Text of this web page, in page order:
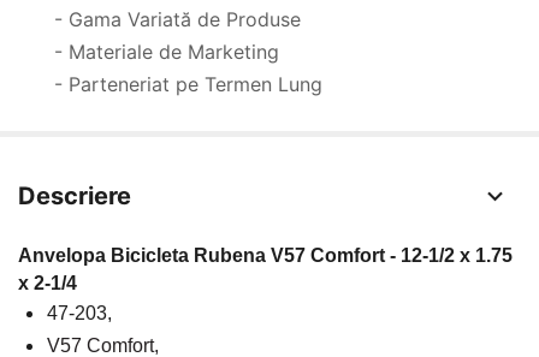
- Gama Variată de Produse
- Materiale de Marketing
- Parteneriat pe Termen Lung
Descriere
Anvelopa Bicicleta Rubena V57 Comfort - 12-1/2 x 1.75
x 2-1/4
47-203,
V57 Comfort,